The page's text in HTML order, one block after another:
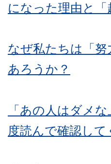
になった理由と
なぜ私たちは「
あろうか？
「あの人はダメ
度読んで確認して